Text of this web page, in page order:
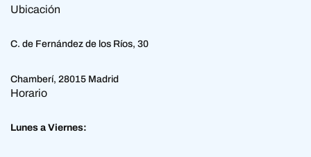
Ubicación
C. de Fernández de los Ríos, 30
Chamberí, 28015 Madrid
Horario
Lunes a Viernes: